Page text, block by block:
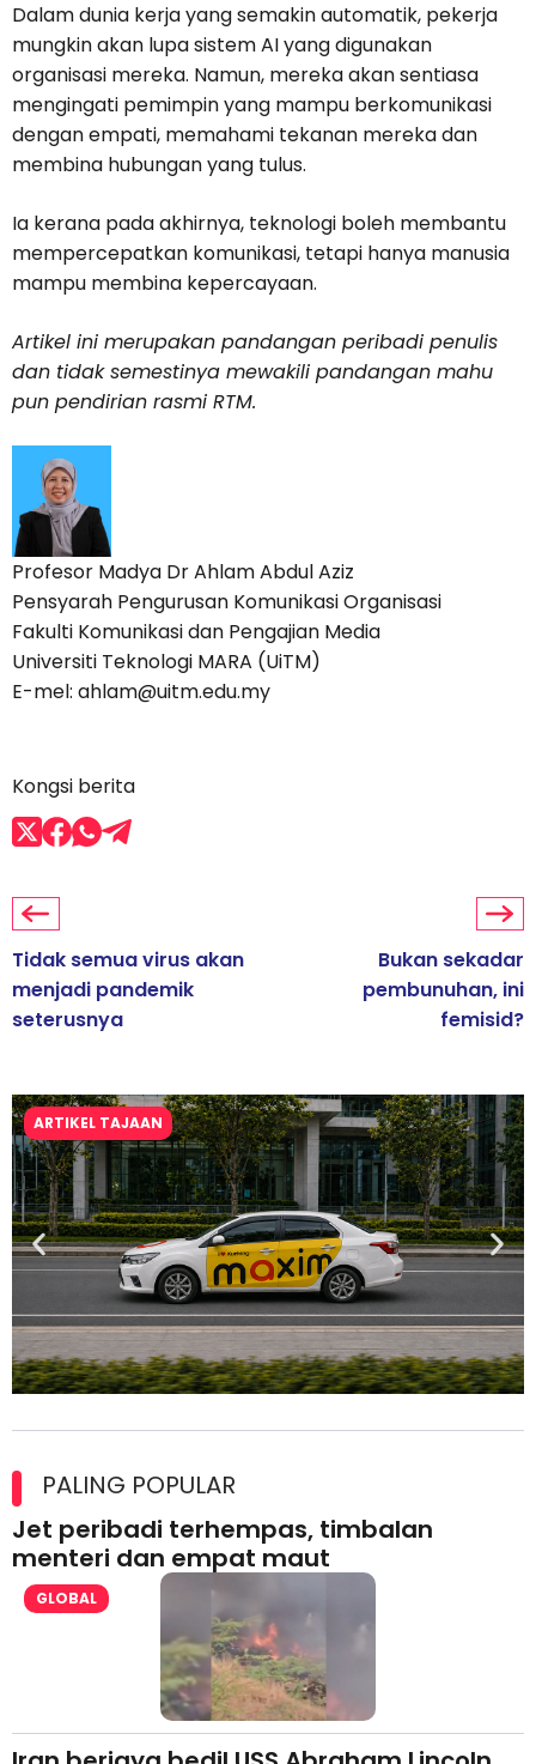
Dalam dunia kerja yang semakin automatik, pekerja
mungkin akan lupa sistem AI yang digunakan
organisasi mereka. Namun, mereka akan sentiasa
mengingati pemimpin yang mampu berkomunikasi
dengan empati, memahami tekanan mereka dan
membina hubungan yang tulus.
Ia kerana pada akhirnya, teknologi boleh membantu
mempercepatkan komunikasi, tetapi hanya manusia
mampu membina kepercayaan.
Artikel ini merupakan pandangan peribadi penulis
dan tidak semestinya mewakili pandangan mahu
pun pendirian rasmi RTM.
Profesor Madya Dr Ahlam Abdul Aziz
Pensyarah Pengurusan Komunikasi Organisasi
Fakulti Komunikasi dan Pengajian Media
Universiti Teknologi MARA (UiTM)
E-mel: ahlam@uitm.edu.my
Kongsi berita
Tidak semua virus akan
menjadi pandemik
seterusnya
Bukan sekadar
pembunuhan, ini
femisid?
ARTIKEL TAJAAN
lesen separuh pertama 2026
PALING POPULAR
Jet peribadi terhempas, timbalan
menteri dan empat maut
GLOBAL